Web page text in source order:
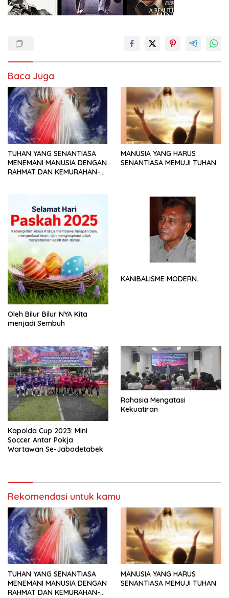
Baca Juga
TUHAN YANG SENANTIASA
MENEMANI MANUSIA DENGAN
RAHMAT DAN KEMURAHAN-
MANUSIA YANG HARUS
SENANTIASA MEMUJI TUHAN
Oleh Bilur Bilur NYA Kita
menjadi Sembuh
KANIBALISME MODERN.
Kapolda Cup 2023: Mini
Soccer Antar Pokja
Wartawan Se-Jabodetabek
Rahasia Mengatasi
Kekuatiran
Rekomendasi untuk kamu
TUHAN YANG SENANTIASA
MENEMANI MANUSIA DENGAN
RAHMAT DAN KEMURAHAN-
MANUSIA YANG HARUS
SENANTIASA MEMUJI TUHAN